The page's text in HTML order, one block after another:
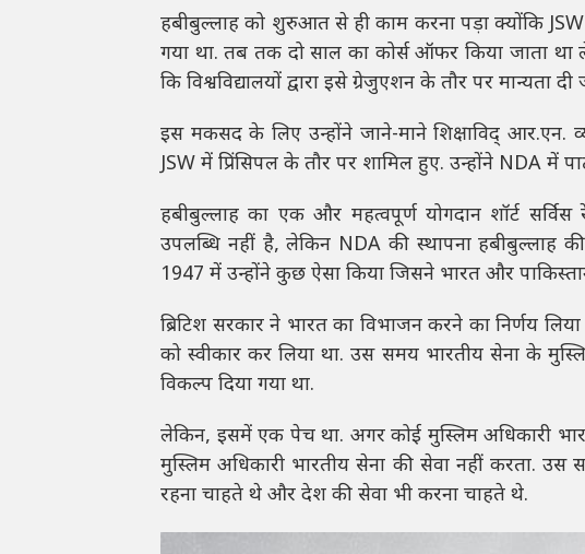
हबीबुल्लाह को शुरुआत से ही काम करना पड़ा क्योंकि
गया था. तब तक दो साल का कोर्स ऑफर किया जाता था
कि विश्वविद्यालयों द्वारा इसे ग्रेजुएशन के तौर पर मान्यता
इस मकसद के लिए उन्होंने जाने-माने शिक्षाविद् आर.एन.
JSW में प्रिंसिपल के तौर पर शामिल हुए. उन्होंने NDA में
हबीबुल्लाह का एक और महत्वपूर्ण योगदान शॉर्ट
उपलब्धि नहीं है, लेकिन NDA की स्थापना हबीबुल्लाह
1947 में उन्होंने कुछ ऐसा किया जिसने भारत और
ब्रिटिश सरकार ने भारत का विभाजन करने का निर्णय
को स्वीकार कर लिया था. उस समय भारतीय सेना के
विकल्प दिया गया था.
लेकिन, इसमें एक पेच था. अगर कोई मुस्लिम अधिकारी
मुस्लिम अधिकारी भारतीय सेना की सेवा नहीं करता.
रहना चाहते थे और देश की सेवा भी करना चाहते थे.